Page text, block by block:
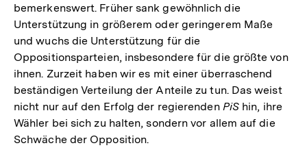
bemerkenswert. Früher sank gewöhnlich die
Unterstützung in größerem oder geringerem Maße
und wuchs die Unterstützung für die
Oppositionsparteien, insbesondere für die größte von
ihnen. Zurzeit haben wir es mit einer überraschend
beständigen Verteilung der Anteile zu tun. Das weist
nicht nur auf den Erfolg der regierenden PiShin, ihre
Wähler bei sich zu halten, sondern vor allem auf die
Schwäche der Opposition.